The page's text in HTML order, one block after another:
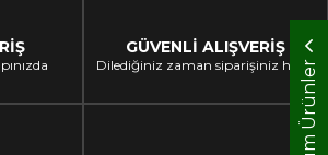
Tüm Ürünler
GÜVENLİ ALIŞVERİŞ
Dilediğiniz zaman siparişiniz hazır